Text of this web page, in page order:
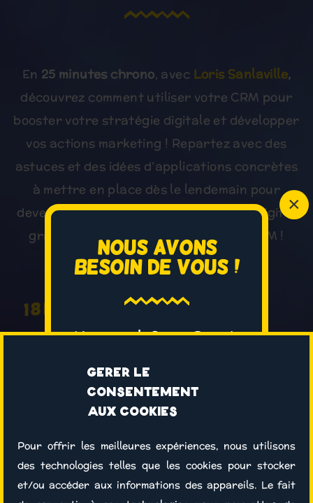
Nous avons
besoin de vous !
Vous avez le Super-Pouvoir
l’organisation d’
coûte 89€en moyenne
hébergement web…). Aidez-
nous à pérenniser le
meetup !
×
Gérer le
consentement
aux cookies
Pour offrir les meilleures expériences, nous utilisons
des technologies telles que les cookies pour stocker
et/ou accéder aux informations des appareils. Le fait
En 25 minutes chrono, avec Loris Sanlaville,
découvrez comment utiliser votre CRM pour
booster votre stratégie digitale et développer
vos actions marketing ! Repartez avec des
astuces et des idées d’applications concrètes
à mettre en place dès le lendemain pour
devenir un Super-Héros du marketing digital
grâce aux super-pouvoirs de votre CRM !
18h15 : Accueil des Super-
Héros
18h30 : Découvrez comment
devenir un Super-
héros du marketing
sur ton CRM